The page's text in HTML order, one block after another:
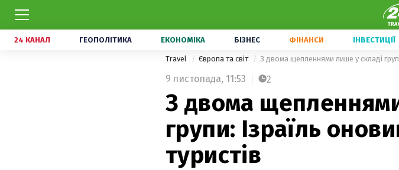
24 КАНАЛ ГЕОПОЛІТИКА ЕКОНОМІКА БІЗНЕС ФІНАНСИ ІНВЕСТИЦІЇ
Travel Європа та світ З двома щепленнями лише у складі
9 листопада, 11:53 2
З двома
групи: Ізраїль
туристів